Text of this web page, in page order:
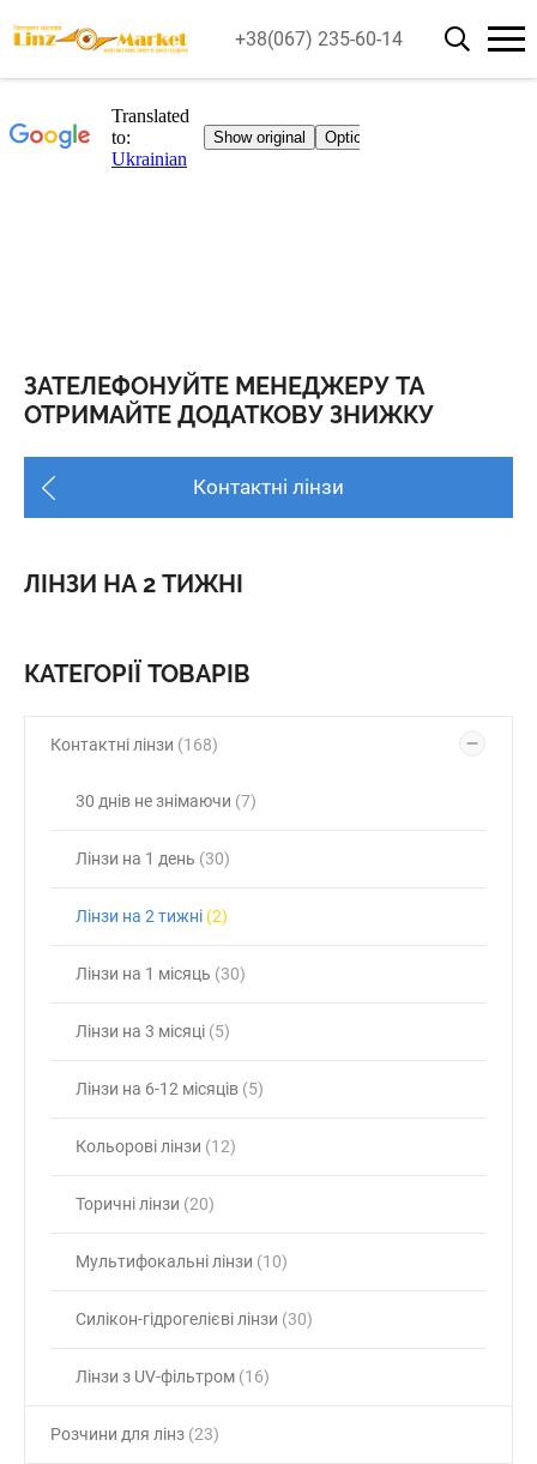
+38(067) 235-60-14
ЗАТЕЛЕФОНУЙТЕ МЕНЕДЖЕРУ ТА
ОТРИМАЙТЕ ДОДАТКОВУ ЗНИЖКУ
Контактні лінзи
ЛІНЗИ НА 2 ТИЖНІ
КАТЕГОРІЇ ТОВАРІВ
Контактні лінзи (168)
30 днів не знімаючи (7)
Лінзи на 1 день (30)
Лінзи на 2 тижні (2)
Лінзи на 1 місяць (30)
Лінзи на 3 місяці (5)
Лінзи на 6-12 місяців (5)
Кольорові лінзи (12)
Торичні лінзи (20)
Мультифокальні лінзи (10)
Силікон-гідрогелієві лінзи (30)
Лінзи з UV-фільтром (16)
Розчини для лінз (23)